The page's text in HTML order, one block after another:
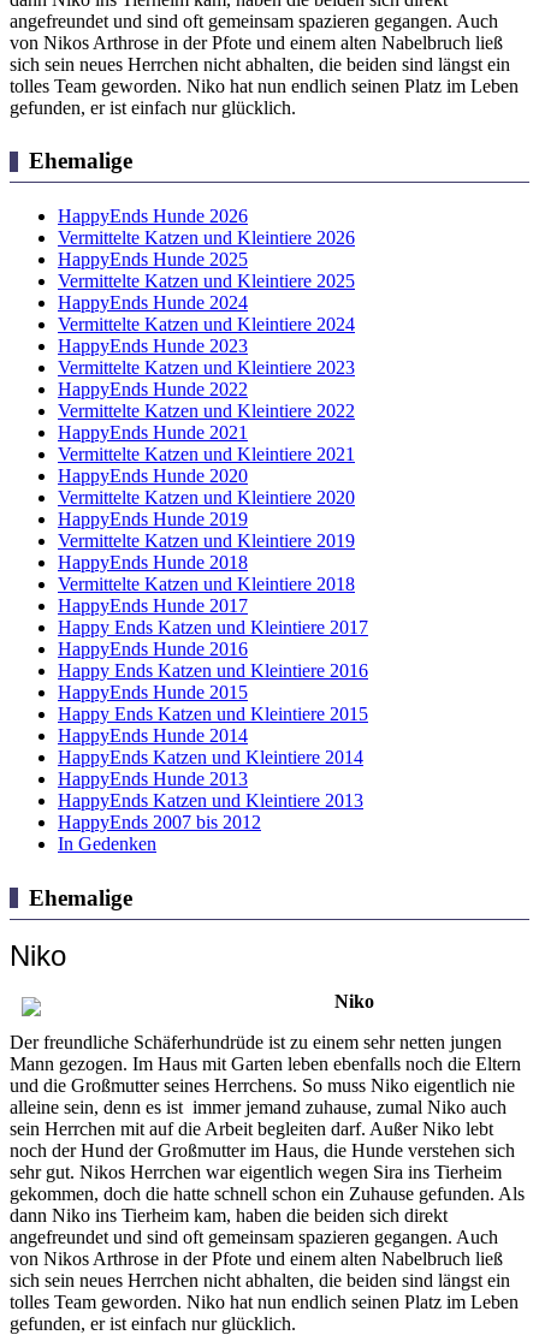
angefreundet und sind oft gemeinsam spazieren gegangen. Auch
von Nikos Arthrose in der Pfote und einem alten Nabelbruch ließ
sich sein neues Herrchen nicht abhalten, die beiden sind längst ein
tolles Team geworden. Niko hat nun endlich seinen Platz im Leben
gefunden, er ist einfach nur glücklich.
Ehemalige
HappyEnds Hunde 2026
Vermittelte Katzen und Kleintiere 2026
HappyEnds Hunde 2025
Vermittelte Katzen und Kleintiere 2025
HappyEnds Hunde 2024
Vermittelte Katzen und Kleintiere 2024
HappyEnds Hunde 2023
Vermittelte Katzen und Kleintiere 2023
HappyEnds Hunde 2022
Vermittelte Katzen und Kleintiere 2022
HappyEnds Hunde 2021
Vermittelte Katzen und Kleintiere 2021
HappyEnds Hunde 2020
Vermittelte Katzen und Kleintiere 2020
HappyEnds Hunde 2019
Vermittelte Katzen und Kleintiere 2019
HappyEnds Hunde 2018
Vermittelte Katzen und Kleintiere 2018
HappyEnds Hunde 2017
Happy Ends Katzen und Kleintiere 2017
HappyEnds Hunde 2016
Happy Ends Katzen und Kleintiere 2016
HappyEnds Hunde 2015
Happy Ends Katzen und Kleintiere 2015
HappyEnds Hunde 2014
HappyEnds Katzen und Kleintiere 2014
HappyEnds Hunde 2013
HappyEnds Katzen und Kleintiere 2013
HappyEnds 2007 bis 2012
In Gedenken
Ehemalige
Niko
Niko
Der freundliche Schäferhundrüde ist zu einem sehr netten jungen
Mann gezogen. Im Haus mit Garten leben ebenfalls noch die Eltern
und die Großmutter seines Herrchens. So muss Niko eigentlich nie
alleine sein, denn es ist immer jemand zuhause, zumal Niko auch
sein Herrchen mit auf die Arbeit begleiten darf. Außer Niko lebt
noch der Hund der Großmutter im Haus, die Hunde verstehen sich
sehr gut. Nikos Herrchen war eigentlich wegen Sira ins Tierheim
gekommen, doch die hatte schnell schon ein Zuhause gefunden. Als
dann Niko ins Tierheim kam, haben die beiden sich direkt
angefreundet und sind oft gemeinsam spazieren gegangen. Auch
von Nikos Arthrose in der Pfote und einem alten Nabelbruch ließ
sich sein neues Herrchen nicht abhalten, die beiden sind längst ein
tolles Team geworden. Niko hat nun endlich seinen Platz im Leben
gefunden, er ist einfach nur glücklich.